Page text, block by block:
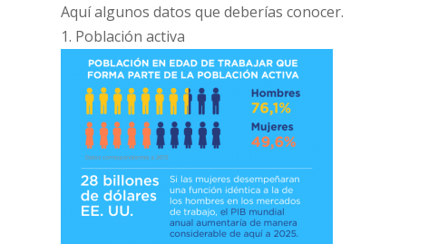
Aquí algunos datos que deberías conocer.
1. Población activa